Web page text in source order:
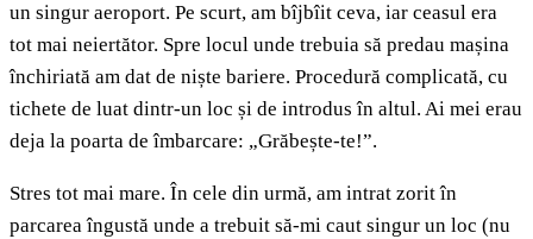
un singur aeroport. Pe scurt, am bîjbîit ceva, iar ceasul era
tot mai neiertător. Spre locul unde trebuia să predau mașina
închiriată am dat de niște bariere. Procedură complicată, cu
tichete de luat dintr-un loc și de introdus în altul. Ai mei erau
deja la poarta de îmbarcare: „Grăbește-te!”.
Stres tot mai mare. În cele din urmă, am intrat zorit în
parcarea îngustă unde a trebuit să-mi caut singur un loc (nu